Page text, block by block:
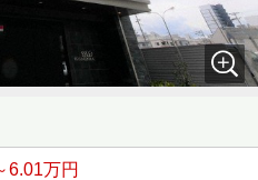
6.01万円